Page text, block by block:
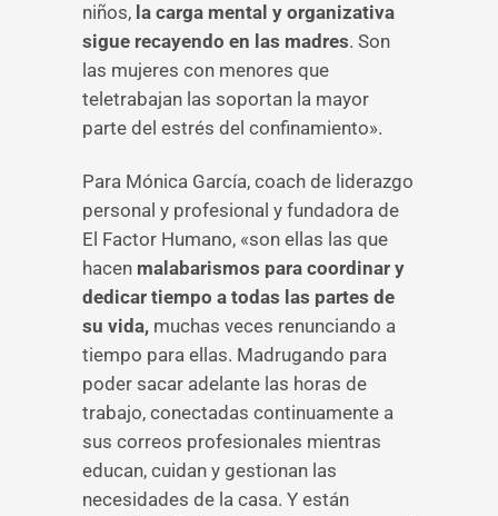
niños, la carga mental y organizativa
sigue recayendo en las madres. Son
las mujeres con menores que
teletrabajan las soportan la mayor
parte del estrés del confinamiento».
Para Mónica García, coach de liderazgo
personal y profesional y fundadora de
El Factor Humano, «son ellas las que
hacen malabarismos para coordinar y
dedicar tiempo a todas las partes de
su vida, muchas veces renunciando a
tiempo para ellas. Madrugando para
poder sacar adelante las horas de
trabajo, conectadas continuamente a
sus correos profesionales mientras
educan, cuidan y gestionan las
necesidades de la casa. Y están